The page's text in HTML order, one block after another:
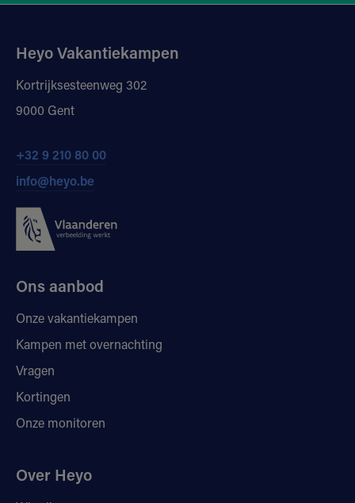
Heyo Vakantiekampen
Kortrijksesteenweg 302
9000 Gent
+32 9 210 80 00
info@heyo.be
Ons aanbod
Onze vakantiekampen
Kampen met overnachting
Vragen
Kortingen
Onze monitoren
Over Heyo